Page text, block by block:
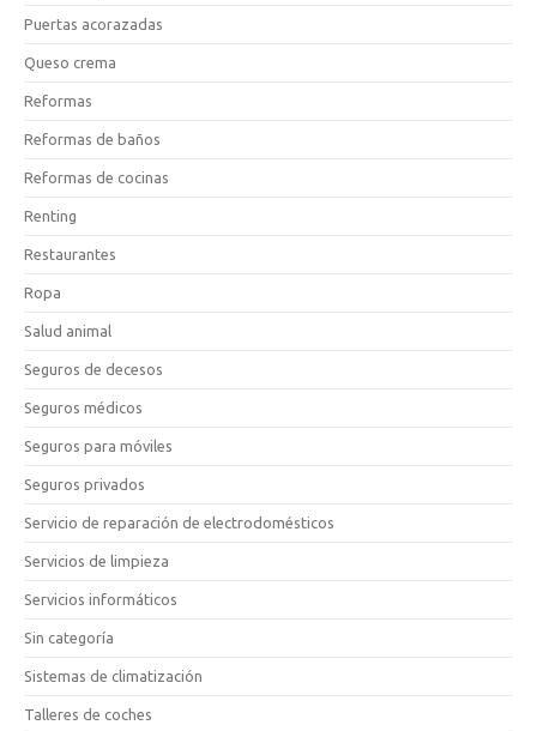
Puertas acorazadas
Queso crema
Reformas
Reformas de baños
Reformas de cocinas
Renting
Restaurantes
Ropa
Salud animal
Seguros de decesos
Seguros médicos
Seguros para móviles
Seguros privados
Servicio de reparación de electrodomésticos
Servicios de limpieza
Servicios informáticos
Sin categoría
Sistemas de climatización
Talleres de coches